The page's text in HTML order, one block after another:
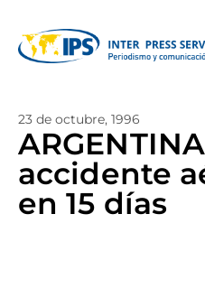
23 de octubre, 1996
accidente
en 15 días